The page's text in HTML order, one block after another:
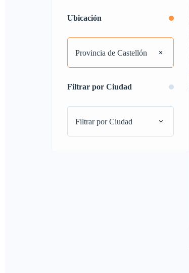
Ubicación
Provincia de Castellón
Filtrar por Ciudad
Filtrar por Ciudad